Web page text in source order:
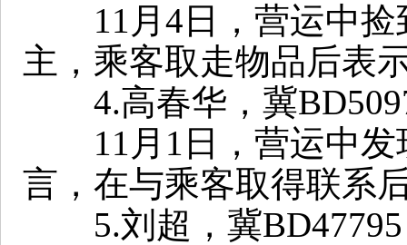
11月4日，营运中捡
主，乘客取走物品后表
4.高春华，冀
11月1日，营运中发
言，在与乘客取得联系
5.刘超，冀BD47795